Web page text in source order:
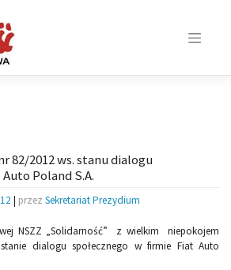
82/2012 ws. stanu dialogu
Poland S.A.
| przez Sekretariat Prezydium
NSZZ „Solidarność” z wielkim niepokojem
dialogu społecznego w firmie Fiat Auto